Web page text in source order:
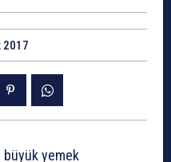
2017
büyük yemek